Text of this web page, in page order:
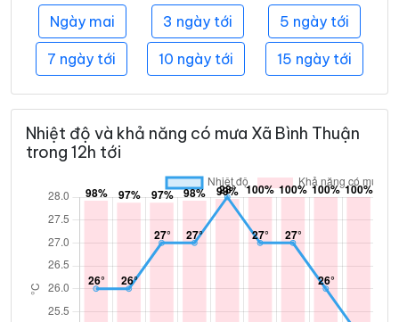
Ngày mai 3 ngày tới 5 ngày tới
7 ngày tới 10 ngày tới 15 ngày tới
Nhiệt độ và khả năng có mưa Xã Bình Thuận
trong 12h tới